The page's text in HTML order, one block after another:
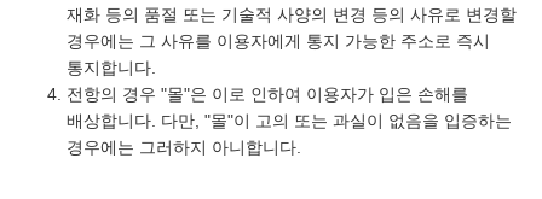
재화 등의 품절 또는 기술적 사양의 변경 등의 사유로 변경할
경우에는 그 사유를 이용자에게 통지 가능한 주소로 즉시
통지합니다.
전항의 경우 "몰"은 이로 인하여 이용자가 입은 손해를
배상합니다. 다만, "몰"이 고의 또는 과실이 없음을 입증하는
경우에는 그러하지 아니합니다.